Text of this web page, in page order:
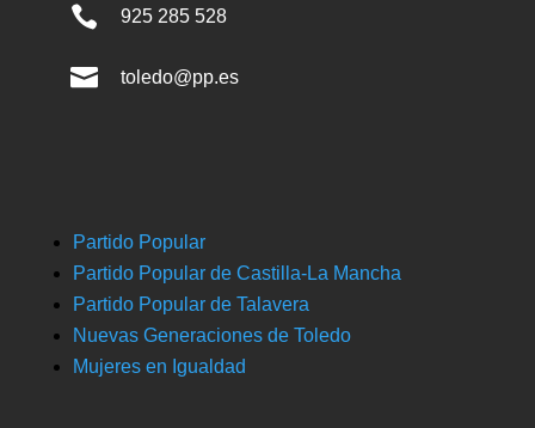
 925 285 528
 toledo@pp.es
Partido Popular
Partido Popular de Castilla-La Mancha
Partido Popular de Talavera
Nuevas Generaciones de Toledo
Mujeres en Igualdad